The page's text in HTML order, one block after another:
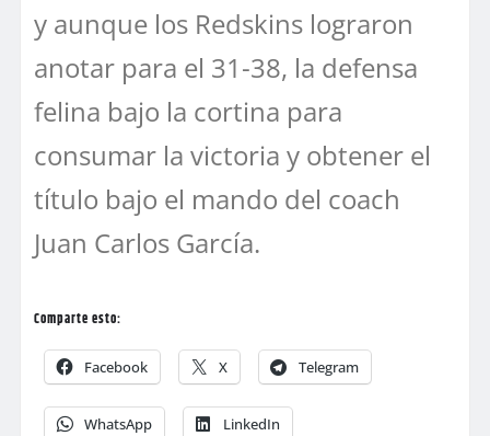
y aunque los Redskins lograron
anotar para el 31-38, la defensa
felina bajo la cortina para
consumar la victoria y obtener el
título bajo el mando del coach
Juan Carlos García.
Comparte esto:
Facebook X Telegram
WhatsApp LinkedIn